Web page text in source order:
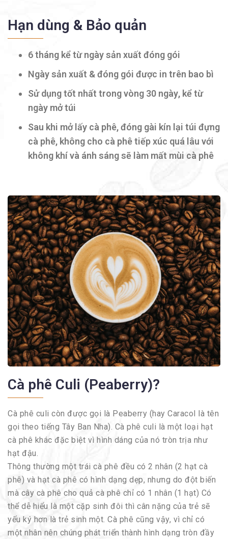
Hạn dùng & Bảo quản
6 tháng kể từ ngày sản xuất đóng gói
Ngày sản xuất & đóng gói được in trên bao bì
Sử dụng tốt nhất trong vòng 30 ngày, kể từ
ngày mở túi
Sau khi mở lấy cà phê, đóng gài kín lại túi đựng
cà phê, không cho cà phê tiếp xúc quá lâu với
không khí và ánh sáng sẽ làm mất mùi cà phê
Cà phê Culi (Peaberry)?
Cà phê culi còn được gọi là Peaberry (hay Caracol là tên
gọi theo tiếng Tây Ban Nha). Cà phê culi là một loại hạt
cà phê khác đặc biệt vì hình dáng của nó tròn trịa như
hạt đậu.
Thông thường một trái cà phê đều có 2 nhân (2 hạt cà
phê) và hạt cà phê có hình dạng dẹp, nhưng do đột biến
mà cây cà phê cho quả cà phê chỉ có 1 nhân (1 hạt) Có
thể dễ hiểu là một cặp sinh đôi thì cân nặng của trẻ sẽ
yếu ký hơn là trẻ sinh một. Cà phê cũng vậy, vì chỉ có
một nhân nên chúng phát triển thành hình dạng tròn đầy